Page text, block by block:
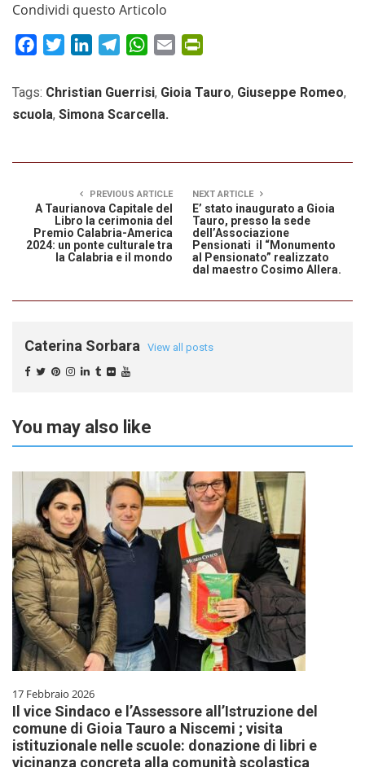
Condividi questo Articolo
FacebookTwitterLinkedInTelegramWhatsApp
Email
Tags: Christian Guerrisi, Gioia Tauro, Giuseppe Romeo,
scuola, Simona Scarcella.
PREVIOUS ARTICLE
A Taurianova Capitale del
Libro la cerimonia del
Premio Calabria-America
2024: un ponte culturale tra
la Calabria e il mondo
NEXT ARTICLE
E’ stato inaugurato a Gioia
Tauro, presso la sede
dell’Associazione
Pensionati il “Monumento
al Pensionato” realizzato
dal maestro Cosimo Allera.
Caterina Sorbara View all posts
You may also like
17 Febbraio 2026
Il vice Sindaco e l’Assessore all’Istruzione del
comune di Gioia Tauro a Niscemi ; visita
istituzionale nelle scuole: donazione di libri e
vicinanza concreta alla comunità scolastica